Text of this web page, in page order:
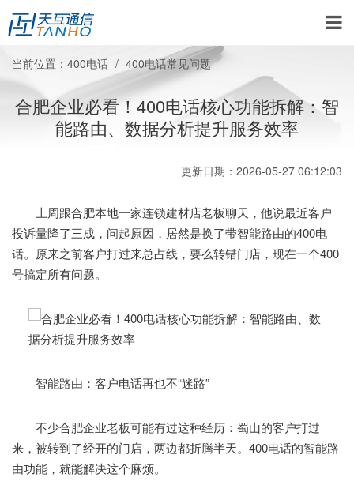
当前位置： 400电话 400电话常见问题
合肥企业必看！400电话核心功能拆解：智
能路由、数据分析提升服务效率
更新日期：2026-05-27 06:12:03
上周跟合肥本地一家连锁建材店老板聊天，他说最近客户
投诉量降了三成，问起原因，居然是换了带智能路由的400电
话。原来之前客户打过来总占线，要么转错门店，现在一个400
号搞定所有问题。
智能路由：客户电话再也不“迷路”
不少合肥企业老板可能有过这种经历：蜀山的客户打过
来，被转到了经开的门店，两边都折腾半天。400电话的智能路
由功能，就能解决这个麻烦。